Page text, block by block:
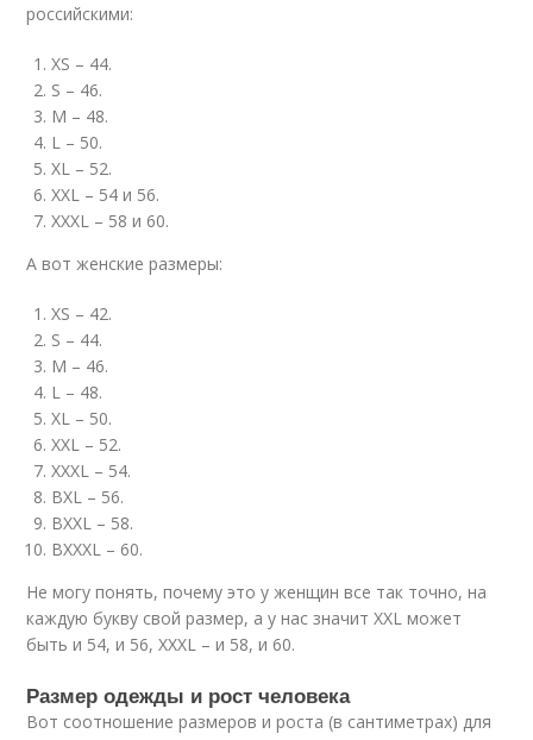
российскими:
XS – 44.
S – 46.
M – 48.
L – 50.
XL – 52.
XXL – 54 и 56.
XXXL – 58 и 60.
А вот женские размеры:
XS – 42.
S – 44.
M – 46.
L – 48.
XL – 50.
XXL – 52.
XXXL – 54.
BXL – 56.
BXXL – 58.
BXXXL – 60.
Не могу понять, почему это у женщин все так точно, на
каждую букву свой размер, а у нас значит XXL может
быть и 54, и 56, XXXL – и 58, и 60.
Размер одежды и рост человека
Вот соотношение размеров и роста (в сантиметрах) для